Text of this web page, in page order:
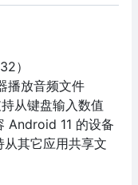
）
播放音频文件
从键盘输入数值
Android 11 的设备
其它应用共享文